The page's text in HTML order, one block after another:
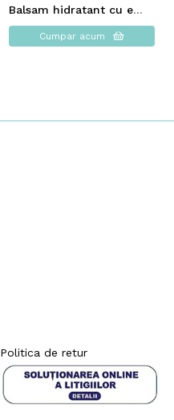
Balsam hidratant cu extract din seminte de in -INSIGHT
Cumpar acum
Politica de retur